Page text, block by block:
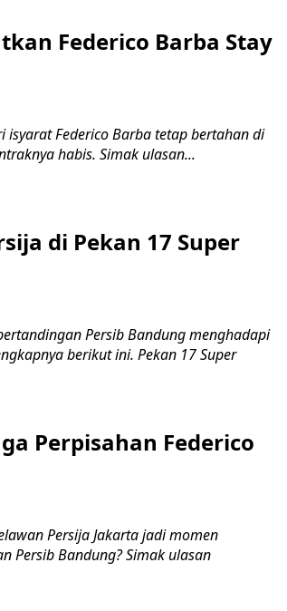
Federico Barba Stay
isyarat Federico Barba tetap bertahan di
habis. Simak ulasan...
di Pekan 17 Super
Persib Bandung menghadapi
berikut ini. Pekan 17 Super
Perpisahan Federico
Persija Jakarta jadi momen
Persib Bandung? Simak ulasan